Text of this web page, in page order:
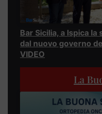
Bar Sicilia, a Ispica
dal nuovo governo
VIDEO
La